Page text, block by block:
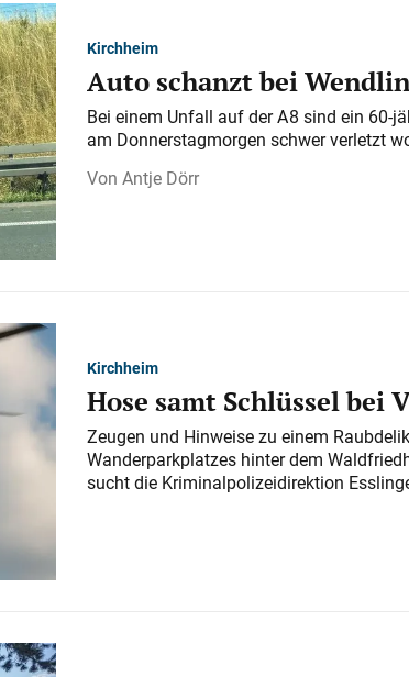
Kirchheim
Auto schanzt bei
Bei einem Unfall auf der A 8 sind ein 60-
am Donnerstagmorgen schwer verletzt
Antje Dörr
Kirchheim
Hose samt Schlüssel bei
Zeugen und Hinweise zu einem
Wanderparkplatzes hinter dem
sucht die Kriminalpolizeidirektion